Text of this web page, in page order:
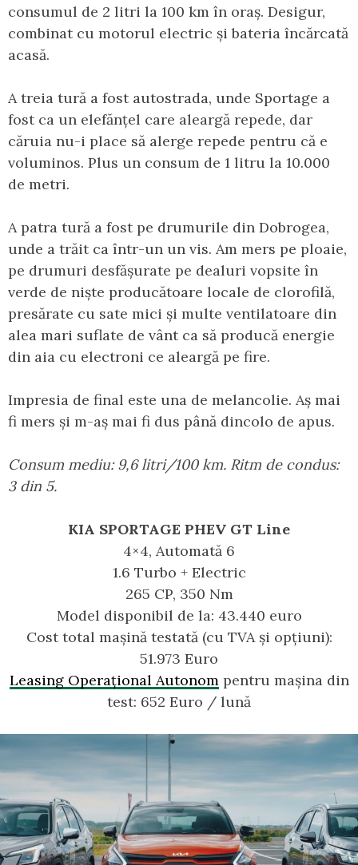
consumul de 2 litri la 100 km în oraș. Desigur,
combinat cu motorul electric și bateria încărcată
acasă.
A treia tură a fost autostrada, unde Sportage a
fost ca un elefănțel care aleargă repede, dar
căruia nu-i place să alerge repede pentru că e
voluminos. Plus un consum de 1 litru la 10.000
de metri.
A patra tură a fost pe drumurile din Dobrogea,
unde a trăit ca într-un un vis. Am mers pe ploaie,
pe drumuri desfășurate pe dealuri vopsite în
verde de niște producătoare locale de clorofilă,
presărate cu sate mici și multe ventilatoare din
alea mari suflate de vânt ca să producă energie
din aia cu electroni ce aleargă pe fire.
Impresia de final este una de melancolie. Aș mai
fi mers și m-aș mai fi dus până dincolo de apus.
Consum mediu: 9,6 litri/100 km. Ritm de condus:
3 din 5.
KIA SPORTAGE PHEV GT Line
4×4, Automată 6
1.6 Turbo + Electric
265 CP, 350 Nm
Model disponibil de la: 43.440 euro
Cost total mașină testată (cu TVA și opțiuni):
51.973 Euro
Leasing Operațional Autonompentru mașina din
test: 652 Euro / lună